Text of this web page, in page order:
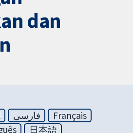
dan
فارسی
Français
日本語